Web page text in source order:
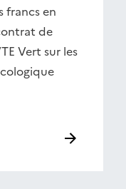
francs en
de
Vert sur les